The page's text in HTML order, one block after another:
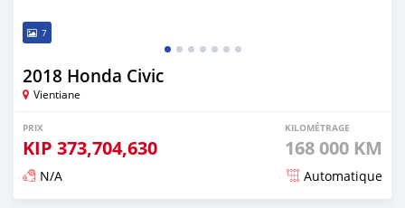
7
2018 Honda Civic
Vientiane
PRIX
KIP 373,704,630
KILOMÉTRAGE
168 000 KM
N/A Automatique